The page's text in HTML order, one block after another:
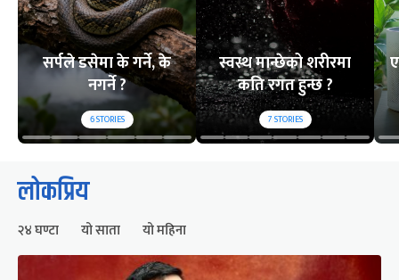
सर्पले डसेमा के गर्ने, के
नगर्ने ?
6STORIES
स्वस्थ मान्छेको शरीरमा
कति रगत हुन्छ ?
7STORIES
लोकप्रिय
२४ घण्टा यो साता यो महिना